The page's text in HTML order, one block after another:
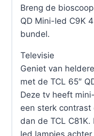
Breng de
QD Mini-led C9K
bundel.
Televisie
Geniet van
met de TCL 65″
Deze tv heeft
een sterk contrast
dan de TCL
led lampjes